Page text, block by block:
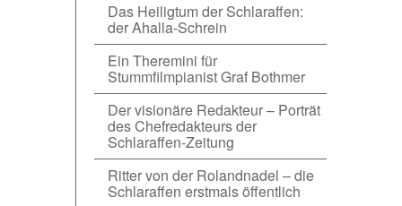
Das Heiligtum der Schlaraffen:
der Ahalla-Schrein
Ein Theremini für
Stummfilmpianist Graf Bothmer
Der visionäre Redakteur – Porträt
des Chefredakteurs der
Schlaraffen-Zeitung
Ritter von der Rolandnadel – die
Schlaraffen erstmals öffentlich